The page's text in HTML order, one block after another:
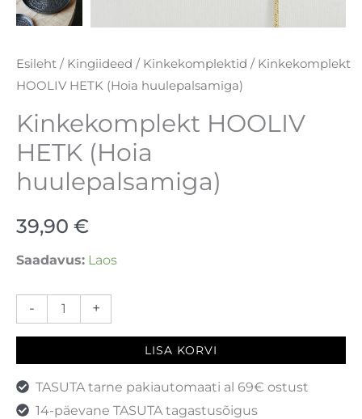
Esileht / Kingiideed / Kinkekomplektid / Kinkekomplekt
HOOLIV HETK (Hoia huulepalsamiga)
Kinkekomplekt HOOLIV
HETK (Hoia
huulepalsamiga)
39,90 €
Saadavus: Laos
- +
LISA KORVI
TASUTA tarne pakiautomaati al 69€ ostust
14-päevane TASUTA tagastusõigus